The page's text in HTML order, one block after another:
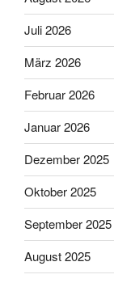
Juli 2026
März 2026
Februar 2026
Januar 2026
Dezember 2025
Oktober 2025
September 2025
August 2025